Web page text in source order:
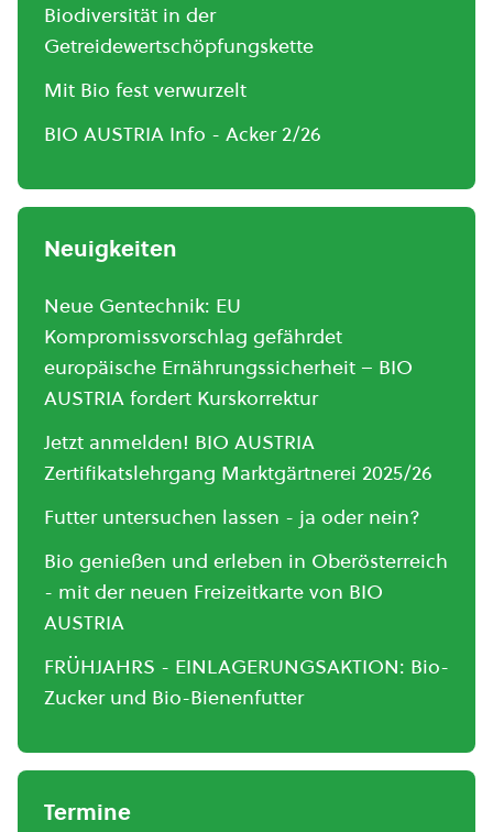
Biodiversität in der
Getreidewertschöpfungskette
Mit Bio fest verwurzelt
BIO AUSTRIA Info - Acker 2/26
Neuigkeiten
Neue Gentechnik: EU
Kompromissvorschlag gefährdet
europäische Ernährungssicherheit – BIO
AUSTRIA fordert Kurskorrektur
Jetzt anmelden! BIO AUSTRIA
Zertifikatslehrgang Marktgärtnerei 2025/26
Futter untersuchen lassen - ja oder nein?
Bio genießen und erleben in Oberösterreich
- mit der neuen Freizeitkarte von BIO
AUSTRIA
FRÜHJAHRS - EINLAGERUNGSAKTION: Bio-
Zucker und Bio-Bienenfutter
Termine